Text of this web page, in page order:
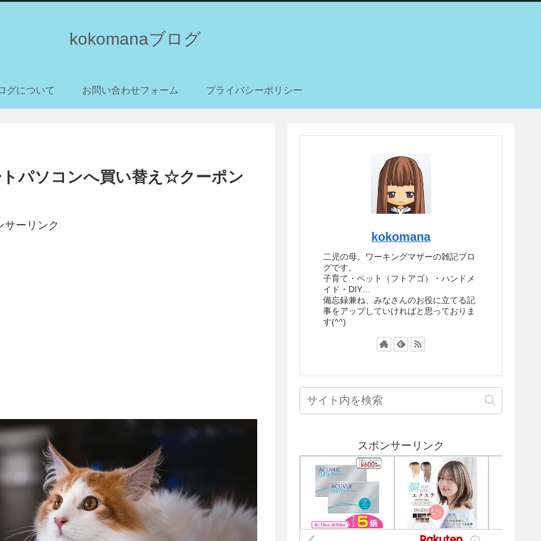
kokomanaブログ
グについて お問い合わせフォーム プライバシーポリシー
パソコンへ買い替え☆クーポン
サーリンク
kokomana
二児の母。ワーキングマザーの雑記ブロ
グです。
子育て・ペット（フトアゴ）・ハンドメ
イド・DIY…
備忘録兼ね、みなさんのお役に立てる記
事をアップしていければと思っておりま
す(^^)
スポンサーリンク